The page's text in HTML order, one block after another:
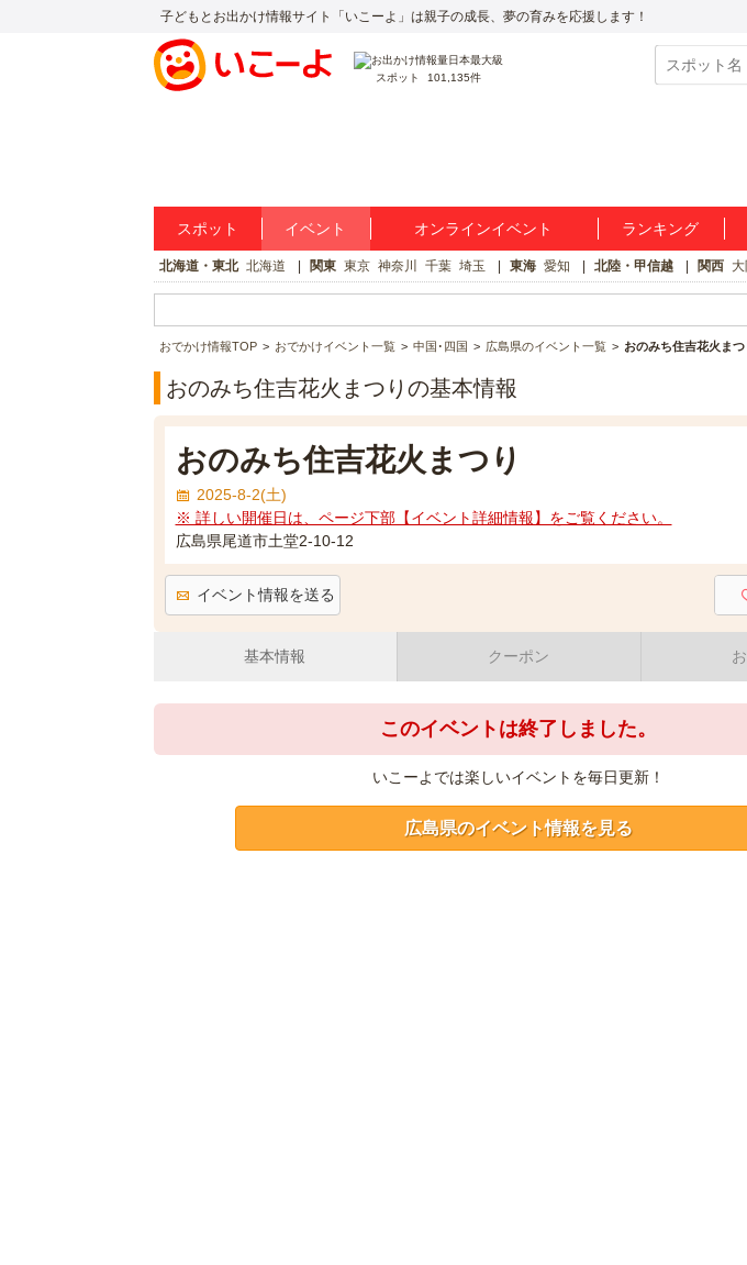
子どもとお出かけ情報サイト「いこーよ」は親子の成長、夢の育みを応援します！
スポット 101,135件
スポット イベント オンラインイベント ランキング
北海道・東北 北海道 関東 東京 神奈川 千葉 埼玉 東海 愛知 北陸・甲信越 関西 大
おでかけ情報TOP おでかけイベント一覧 中国･四国 広島県のイベント一覧 おのみち住吉花火まつ
おのみち住吉花火まつりの基本情報
おのみち住吉花火まつり
2025-8-2(土)
※ 詳しい開催日は、ページ下部【イベント詳細情報】をご覧ください。
広島県尾道市土堂2-10-12
イベント情報を送る
基本情報 クーポン
このイベントは終了しました。
いこーよでは楽しいイベントを毎日更新！
広島県のイベント情報を見る